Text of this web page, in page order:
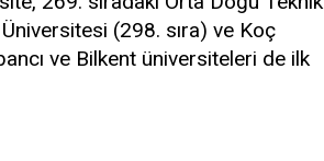
(298. sıra) ve Koç
ve Bilkent üniversiteleri de ilk